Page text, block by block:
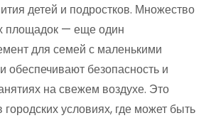
детей и подростков. Множество
площадок — еще один
для семей с маленькими
обеспечивают безопасность и
на свежем воздухе. Это
условиях, где может быть